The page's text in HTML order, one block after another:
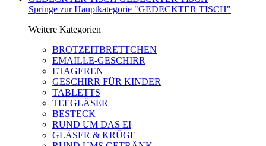
Springe zur Hauptkategorie "GEDECKTER TISCH"
Weitere Kategorien
BROTZEITBRETTCHEN
EMAILLE-GESCHIRR
ETAGEREN
GESCHIRR FÜR KINDER
TABLETTS
TEEGLÄSER
BESTECK
RUND UM DAS EI
GLÄSER & KRÜGE